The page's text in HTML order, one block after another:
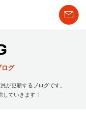
ログ
が更新するブログです。
ていきます！